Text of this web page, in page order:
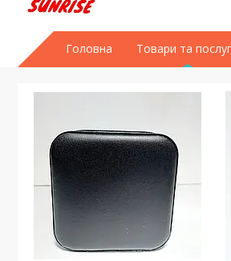
Головна Товари та